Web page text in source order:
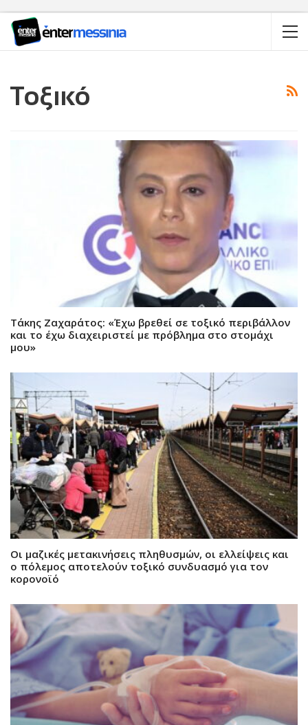
Τοξικό
Τάκης Ζαχαράτος: «Έχω βρεθεί σε τοξικό περιβάλλον
και το έχω διαχειριστεί με πρόβλημα στο στομάχι
μου»
Οι μαζικές μετακινήσεις πληθυσμών, οι ελλείψεις και
ο πόλεμος αποτελούν τοξικό συνδυασμό για τον
κορονοϊό